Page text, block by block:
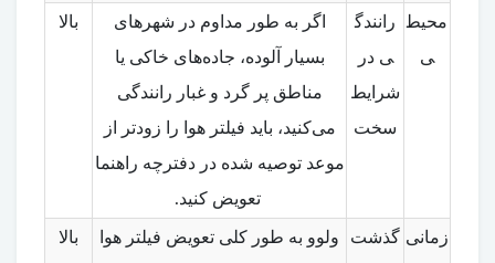
محیط
ی
رانندگ
ی در
شرایط
سخت
اگر به طور مداوم در شهرهای
بسیار آلوده، جاده‌های خاکی یا
مناطق پر گرد و غبار رانندگی
می‌کنید، باید فیلتر هوا را زودتر از
موعد توصیه شده در دفترچه راهنما
تعویض کنید.
بالا
زمانی گذشت
ولوو به طور کلی تعویض فیلتر هوا
بالا